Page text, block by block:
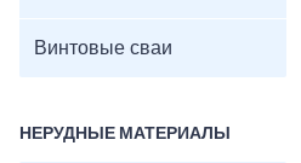
Винтовые сваи
НЕРУДНЫЕ МАТЕРИАЛЫ